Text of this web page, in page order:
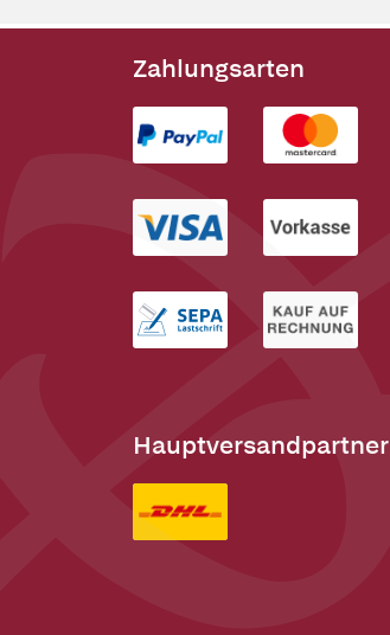
Zahlungsarten
Hauptversandpartner